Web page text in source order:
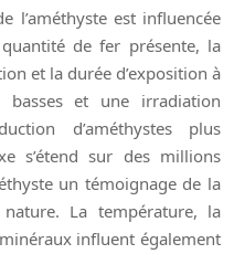
l’améthyste est influencée
de fer présente, la
et la durée d’exposition à
basses et une irradiation
d’améthystes plus
s’étend sur des millions
un témoignage de la
La température, la
influent également